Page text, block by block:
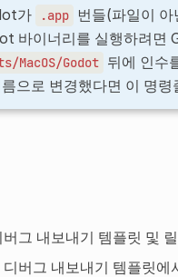
가 .app 번들(파일이 아
바이너리를 실행하려면
MacOS/Godot 뒤에 인수
으로 변경했다면 이 명
그 내보내기 템플릿 및
버그 내보내기 템플릿에